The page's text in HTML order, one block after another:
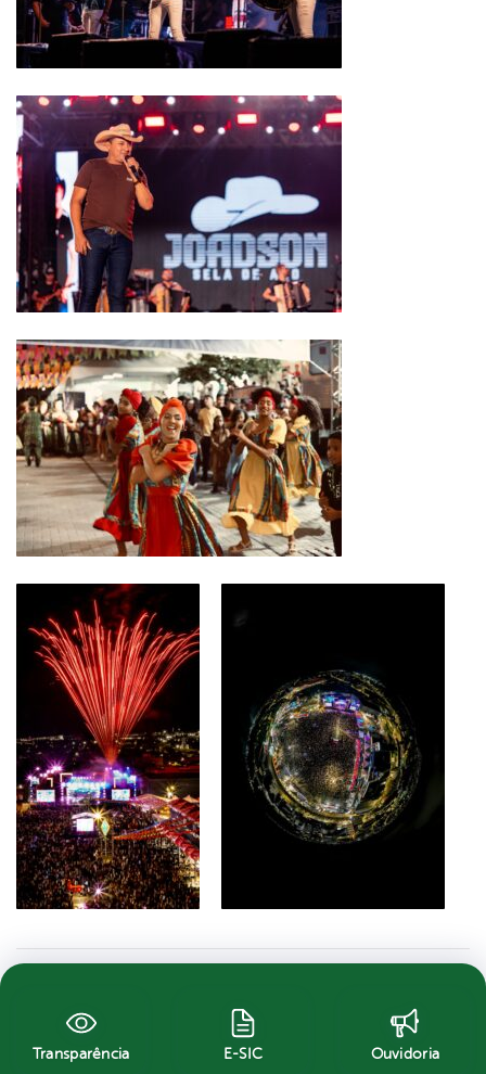
Transparência E-SIC Ouvidoria